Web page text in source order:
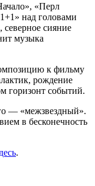
«Перл
над головами
северное сияние
музыка
к фильму
рождение
горизонт событий.
— «межзвездный».
в бесконечность
.